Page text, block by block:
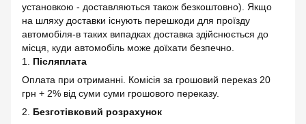
установкою - доставляються також безкоштовно). Якщо
на шляху доставки існують перешкоди для проїзду
автомобіля-в таких випадках доставка здійснюється до
місця, куди автомобіль може доїхати безпечно.
1. Післяплата
Оплата при отриманні. Комісія за грошовий переказ 20
грн + 2% від суми суми грошового переказу.
2. Безготівковий розрахунок